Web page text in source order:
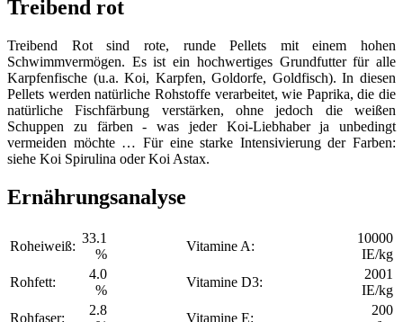
Treibend rot
Treibend Rot sind rote, runde Pellets mit einem hohen
Schwimmvermögen. Es ist ein hochwertiges Grundfutter für alle
Karpfenfische (u.a. Koi, Karpfen, Goldorfe, Goldfisch). In diesen
Pellets werden natürliche Rohstoffe verarbeitet, wie Paprika, die die
natürliche Fischfärbung verstärken, ohne jedoch die weißen
Schuppen zu färben - was jeder Koi-Liebhaber ja unbedingt
vermeiden möchte … Für eine starke Intensivierung der Farben:
siehe Koi Spirulina oder Koi Astax.
Ernährungsanalyse
Roheiweiß:
33.1
%
Vitamine A:
10000
IE/kg
Rohfett:
4.0
%
Vitamine D3:
2001
IE/kg
Rohfaser:
2.8
Vitamine E:
200